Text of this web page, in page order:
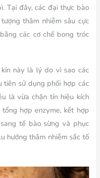
Tại đây, các đại thực bào
thâm nhiễm sâu cực
các cơ chế bong tróc
này là lý do vì sao các
sử dụng phối hợp các
là vừa chặn tín hiệu kích
hợp enzyme, kết hợp
tế bào sừng và phục
hướng thâm nhiễm sắc tố